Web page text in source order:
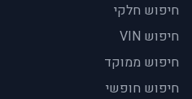
חיפוש חלקי
חיפוש VIN
חיפוש ממוקד
חיפוש חופשי